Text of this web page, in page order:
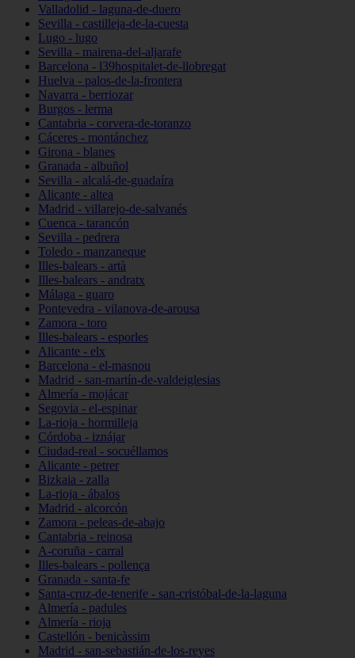
Valladolid - laguna-de-duero
Sevilla - castilleja-de-la-cuesta
Lugo - lugo
Sevilla - mairena-del-aljarafe
Barcelona - l39hospitalet-de-llobregat
Huelva - palos-de-la-frontera
Navarra - berriozar
Burgos - lerma
Cantabria - corvera-de-toranzo
Cáceres - montánchez
Girona - blanes
Granada - albuñol
Sevilla - alcalá-de-guadaíra
Alicante - altea
Madrid - villarejo-de-salvanés
Cuenca - tarancón
Sevilla - pedrera
Toledo - manzaneque
Illes-balears - artà
Illes-balears - andratx
Málaga - guaro
Pontevedra - vilanova-de-arousa
Zamora - toro
Illes-balears - esporles
Alicante - elx
Barcelona - el-masnou
Madrid - san-martín-de-valdeiglesias
Almería - mojácar
Segovia - el-espinar
La-rioja - hormilleja
Córdoba - iznájar
Ciudad-real - socuéllamos
Alicante - petrer
Bizkaia - zalla
La-rioja - ábalos
Madrid - alcorcón
Zamora - peleas-de-abajo
Cantabria - reinosa
A-coruña - carral
Illes-balears - pollença
Granada - santa-fe
Santa-cruz-de-tenerife - san-cristóbal-de-la-laguna
Almería - padules
Almería - rioja
Castellón - benicàssim
Madrid - san-sebastián-de-los-reyes